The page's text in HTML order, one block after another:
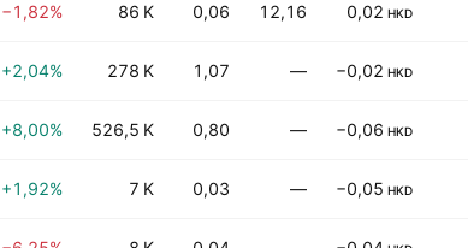
−1,82% 86 K 0,06 12,16 0,02 HKD
+2,04% 278 K 1,07 — −0,02 HKD
+8,00% 526,5 K 0,80 — −0,06 HKD
+1,92% 7 K 0,03 — −0,05 HKD